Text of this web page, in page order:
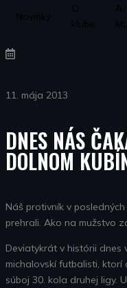
11. mája 2013
DNES NÁS
DOLNOM
Náš protivník v
prehrali. Ako na mužstvo
Deviatykrát v histórii dnes
michalovskí futbalisti,
súboj 30. kola druhej ligy.